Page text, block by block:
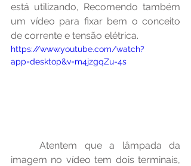
está utilizando, Recomendo também
um vídeo para fixar bem o conceito
de corrente e tensão elétrica.
https://www.youtube.com/watch?
app=desktop&v=m4jzgqZu-4s
	Atentem que a lâmpada da
imagem no vídeo tem dois terminais,